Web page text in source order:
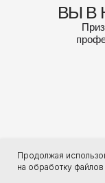
Продолжая
на обработку
ВЫ В